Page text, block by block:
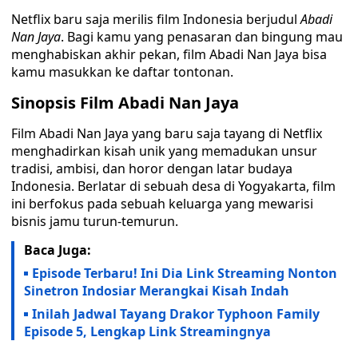
Netflix baru saja merilis film Indonesia berjudulAbadi
Nan Jaya. Bagi kamu yang penasaran dan bingung mau
menghabiskan akhir pekan, film Abadi Nan Jaya bisa
kamu masukkan ke daftar tontonan.
Sinopsis Film Abadi Nan Jaya
Film Abadi Nan Jaya yang baru saja tayang di Netflix
menghadirkan kisah unik yang memadukan unsur
tradisi, ambisi, dan horor dengan latar budaya
Indonesia. Berlatar di sebuah desa di Yogyakarta, film
ini berfokus pada sebuah keluarga yang mewarisi
bisnis jamu turun-temurun.
Baca Juga:
Episode Terbaru! Ini Dia Link Streaming Nonton
Sinetron Indosiar Merangkai Kisah Indah
Inilah Jadwal Tayang Drakor Typhoon Family
Episode 5, Lengkap Link Streamingnya